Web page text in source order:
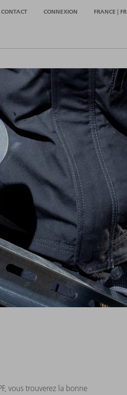
CONTACT CONNEXION FRANCE | FR
vous trouverez la bonne